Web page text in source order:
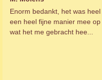
Enorm bedankt, het was
een heel fijne manier mee
wat het me gebracht hee...